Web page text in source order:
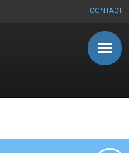
CONTACT